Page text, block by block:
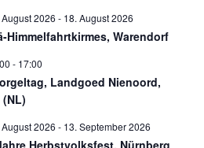
August 2026 - 18. August 2026
Himmelfahrtkirmes, Warendorf
- 17:00
Landgoed Nienoord,
2026 - 13. September 2026